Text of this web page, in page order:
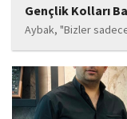
Gençlik Kolları
Aybak, "Bizler
ve manevi değerleri
yanında olacağız.
da güçlendirecek